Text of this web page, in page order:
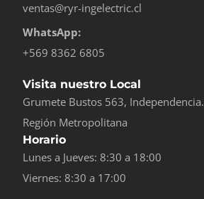
ventas@ryr-ingelectric.cl
WhatsApp:
+569 8362 6805
Visita nuestro Local
Grumete Bustos 563, Independencia.
Región Metropolitana
Horario
Lunes a Jueves: 8:30 a 18:00
Viernes: 8:30 a 17:00